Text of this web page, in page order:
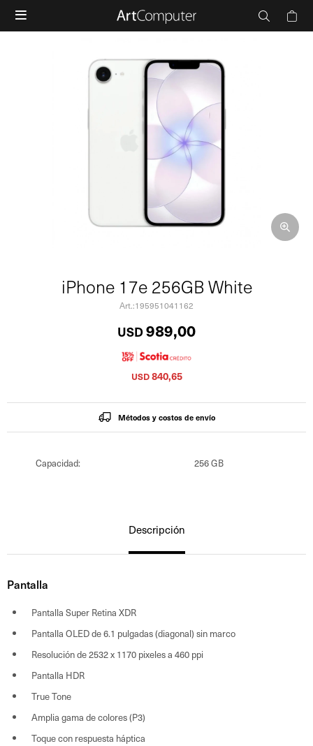

iPhone 17e 256GB White
195951041162
USD989,00
USD840,65
Métodos y costos de envío
Capacidad 256 GB
Descripción
Pantalla
Pantalla Super Retina XDR
Pantalla OLED de 6.1 pulgadas (diagonal) sin marco
Resolución de 2532 x 1170 pixeles a 460 ppi
Pantalla HDR
True Tone
Amplia gama de colores (P3)
Toque con respuesta háptica